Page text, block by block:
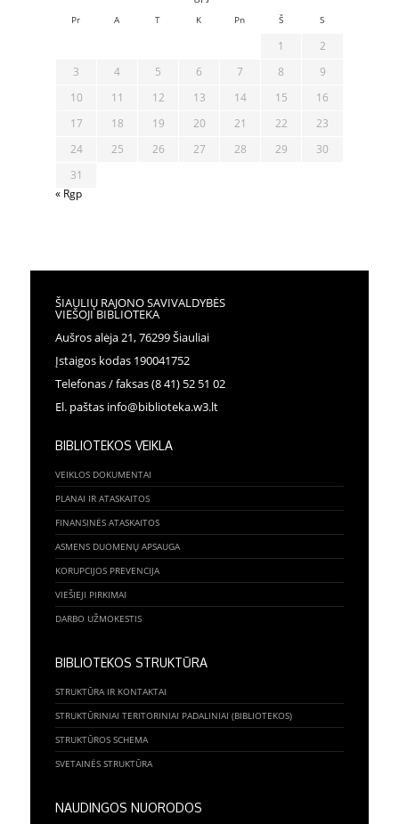
Pr A T K Pn Š S
1
2
3
4 5 6 7 8
9
10
11 12 13 14 15
16
17
18 19 20 21 22
23
24
25 26 27 28 29
30
31
« Rgp
ŠIAULIŲ RAJONO SAVIVALDYBĖS
VIEŠOJI BIBLIOTEKA
Aušros alėja 21, 76299 Šiauliai
Įstaigos kodas 190041752
Telefonas / faksas (8 41) 52 51 02
El. paštas info@biblioteka.w3.lt
BIBLIOTEKOS VEIKLA
VEIKLOS DOKUMENTAI
PLANAI IR ATASKAITOS
FINANSINĖS ATASKAITOS
ASMENS DUOMENŲ APSAUGA
KORUPCIJOS PREVENCIJA
VIEŠIEJI PIRKIMAI
DARBO UŽMOKESTIS
BIBLIOTEKOS STRUKTŪRA
STRUKTŪRA IR KONTAKTAI
STRUKTŪRINIAI TERITORINIAI PADALINIAI (BIBLIOTEKOS)
STRUKTŪROS SCHEMA
SVETAINĖS STRUKTŪRA
NAUDINGOS NUORODOS